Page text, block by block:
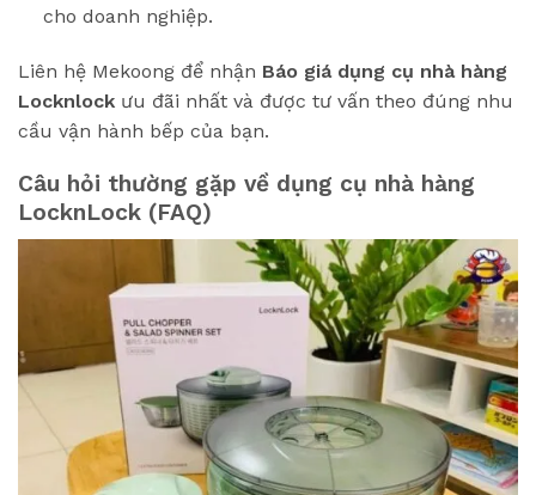
cho doanh nghiệp.
Liên hệ Mekoong để nhận Báo giá dụng cụ nhà hàng
Locknlock ưu đãi nhất và được tư vấn theo đúng nhu
cầu vận hành bếp của bạn.
Câu hỏi thường gặp về dụng cụ nhà hàng
LocknLock (FAQ)